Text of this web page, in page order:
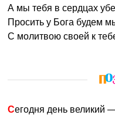
А мы тебя в сердцах
Просить у Бога будем
С молитвою своей к
Сегодня день